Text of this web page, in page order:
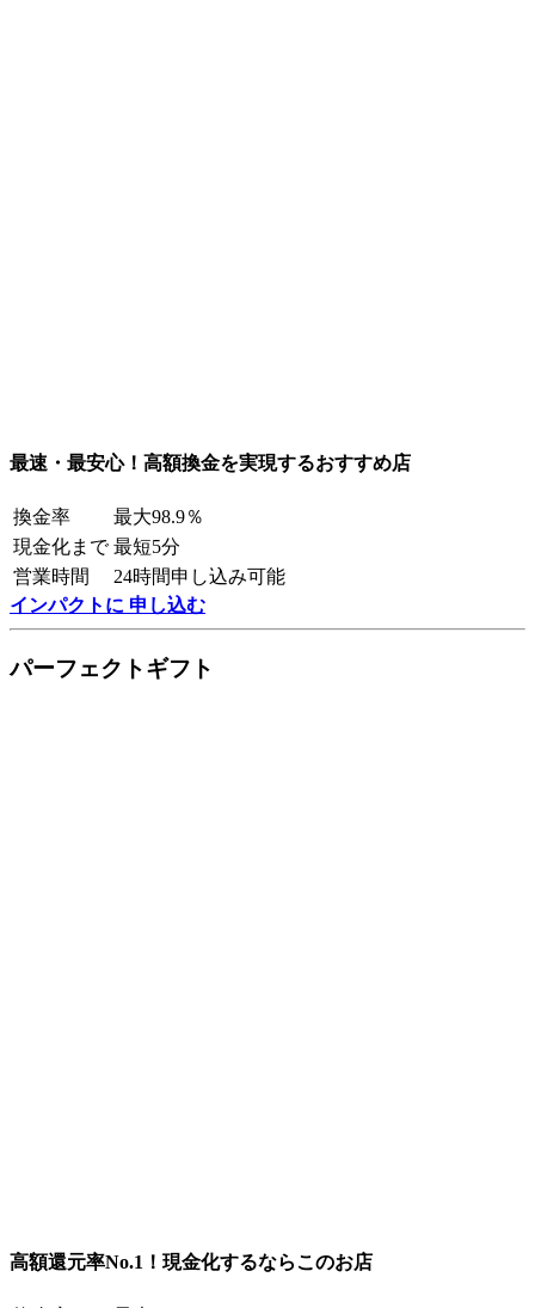
最速・最安心！高額換金を実現するおすすめ店
換金率
最大98.9％
現金化まで 最短5分
営業時間
24時間申し込み可能
インパクトに 申し込む
パーフェクトギフト
高額還元率No.1！現金化するならこのお店